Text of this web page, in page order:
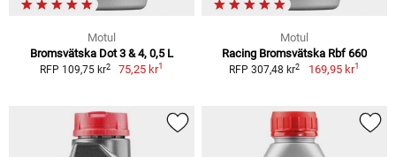
Motul
Bromsvätska Dot 3 & 4, 0,5 L
RFP 109,75 kr2 75,25 kr1
Motul
Racing Bromsvätska Rbf 660
RFP 307,48 kr2 169,95 kr1